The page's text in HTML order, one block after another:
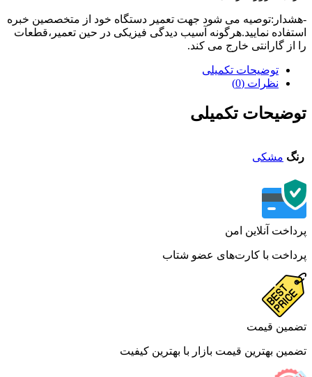
می شود جهت تعمیر دستگاه خود از متخصصین خبره
نمایید.هرگونه آسیب دیدگی فیزیکی در حین تعمیر،قطعات
گارانتی خارج می کند.
توضیحات تکمیلی
نظرات (0)
تکمیلی
مشکی
آنلاین امن
با کارت‌های عضو شتاب
قیمت
بهترین قیمت بازار با بهترین کیفیت